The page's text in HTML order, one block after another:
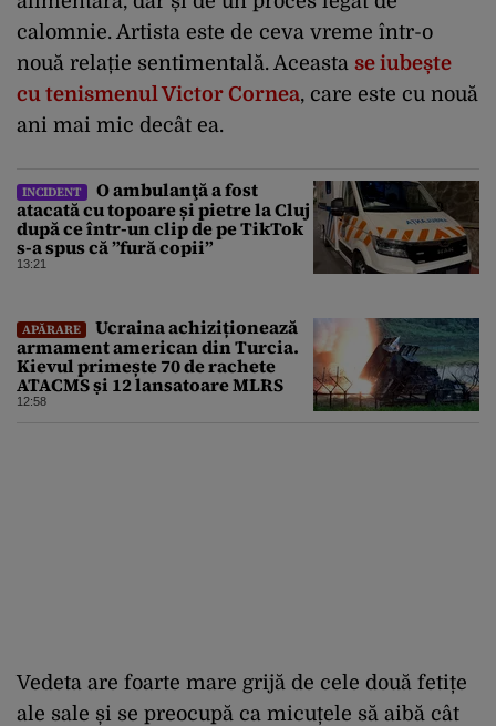
calomnie. Artista este de ceva vreme într-o
nouă relație sentimentală. Aceasta se iubește
cu tenismenul Victor Cornea, care este cu nouă
ani mai mic decât ea.
INCIDENT
O ambulanţă a fost
atacată cu topoare și pietre la Cluj
după ce într-un clip de pe TikTok
s-a spus că ”fură copii”
13:21
APĂRARE
Ucraina achiziționează
armament american din Turcia.
Kievul primește 70 de rachete
ATACMS și 12 lansatoare MLRS
12:58
Vedeta are foarte mare grijă de cele două fetițe
ale sale și se preocupă ca micuțele să aibă cât